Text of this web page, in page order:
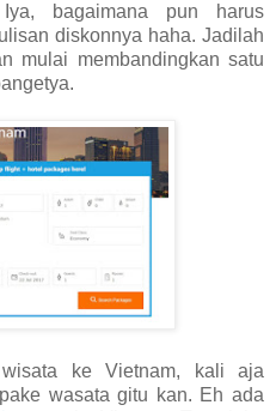
bagaimana pun harus
diskonnya haha. Jadilah
mulai membandingkan satu
ke Vietnam, kali aja
wasata gitu kan. Eh ada